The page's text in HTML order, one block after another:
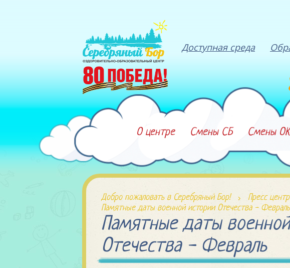
Доступная среда
О центре Смены СБ Смены ОК
Добро пожаловать в Серебряный Бор! Пресс центр
Памятные даты военной истории Отечества - Февраль
Памятные даты
Отечества - Февраль